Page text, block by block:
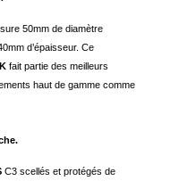
50mm de diamètre
d’épaisseur. Ce
fait partie des meilleurs
haut de gamme comme
C3 scellés et protégés de